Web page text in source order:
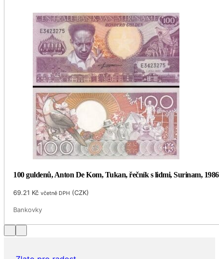
100 guldenů, Anton De Kom, Tukan, řečník s lidmi, Surinam, 1986
69.21 Kč včetně DPH (CZK)
Bankovky